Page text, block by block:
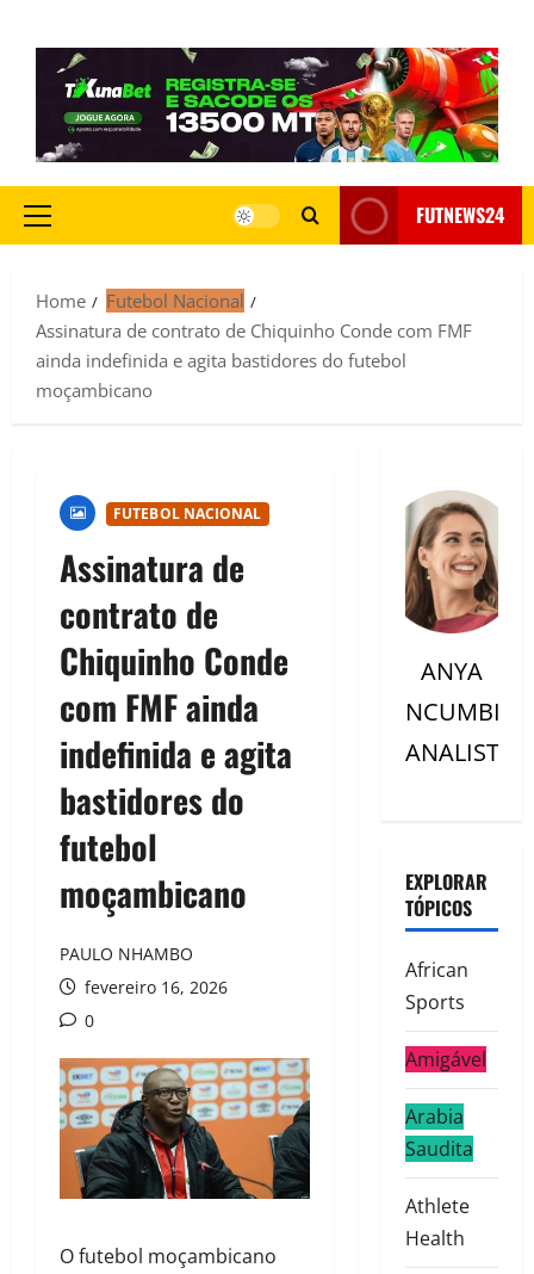
FUTNEWS24
Home
Futebol Nacional
Assinatura de contrato de Chiquinho Conde com FMF
ainda indefinida e agita bastidores do futebol
moçambicano
FUTEBOL NACIONAL
Assinatura de
contrato de
Chiquinho Conde
com FMF ainda
indefinida e agita
bastidores do
futebol
moçambicano
PAULO NHAMBO
fevereiro 16, 2026
0
O futebol moçambicano
ANYA
NCUMBI
ANALISTC
EXPLORAR
TÓPICOS
African
Sports
Amigável
Arabia
Saudita
Athlete
Health